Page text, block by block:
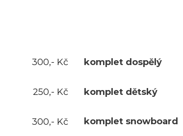
300,- Kč
250,- Kč
300,- Kč
komplet dospělý
komplet dětský
komplet snowboard